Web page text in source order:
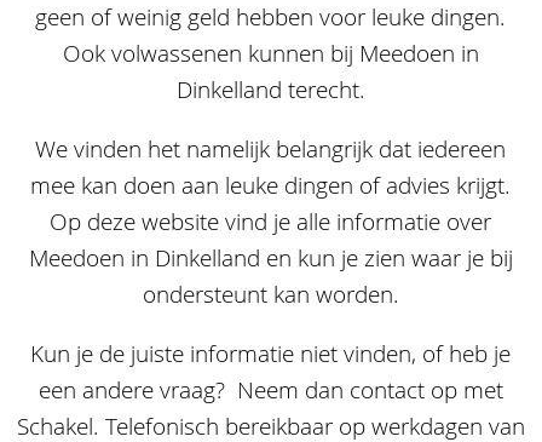
geen of weinig geld hebben voor leuke dingen.
Ook volwassenen kunnen bij Meedoen in
Dinkelland terecht.
We vinden het namelijk belangrijk dat iedereen
mee kan doen aan leuke dingen of advies krijgt.
Op deze website vind je alle informatie over
Meedoen in Dinkelland en kun je zien waar je bij
ondersteunt kan worden.
Kun je de juiste informatie niet vinden, of heb je
een andere vraag? Neem dan contact op met
Schakel. Telefonisch bereikbaar op werkdagen van